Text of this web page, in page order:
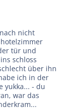
nicht
tür und
schloss
über ihn
ich in der
yukka... - du
war das